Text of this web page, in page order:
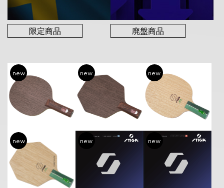
限定商品 廃盤商品
new new new
new new new